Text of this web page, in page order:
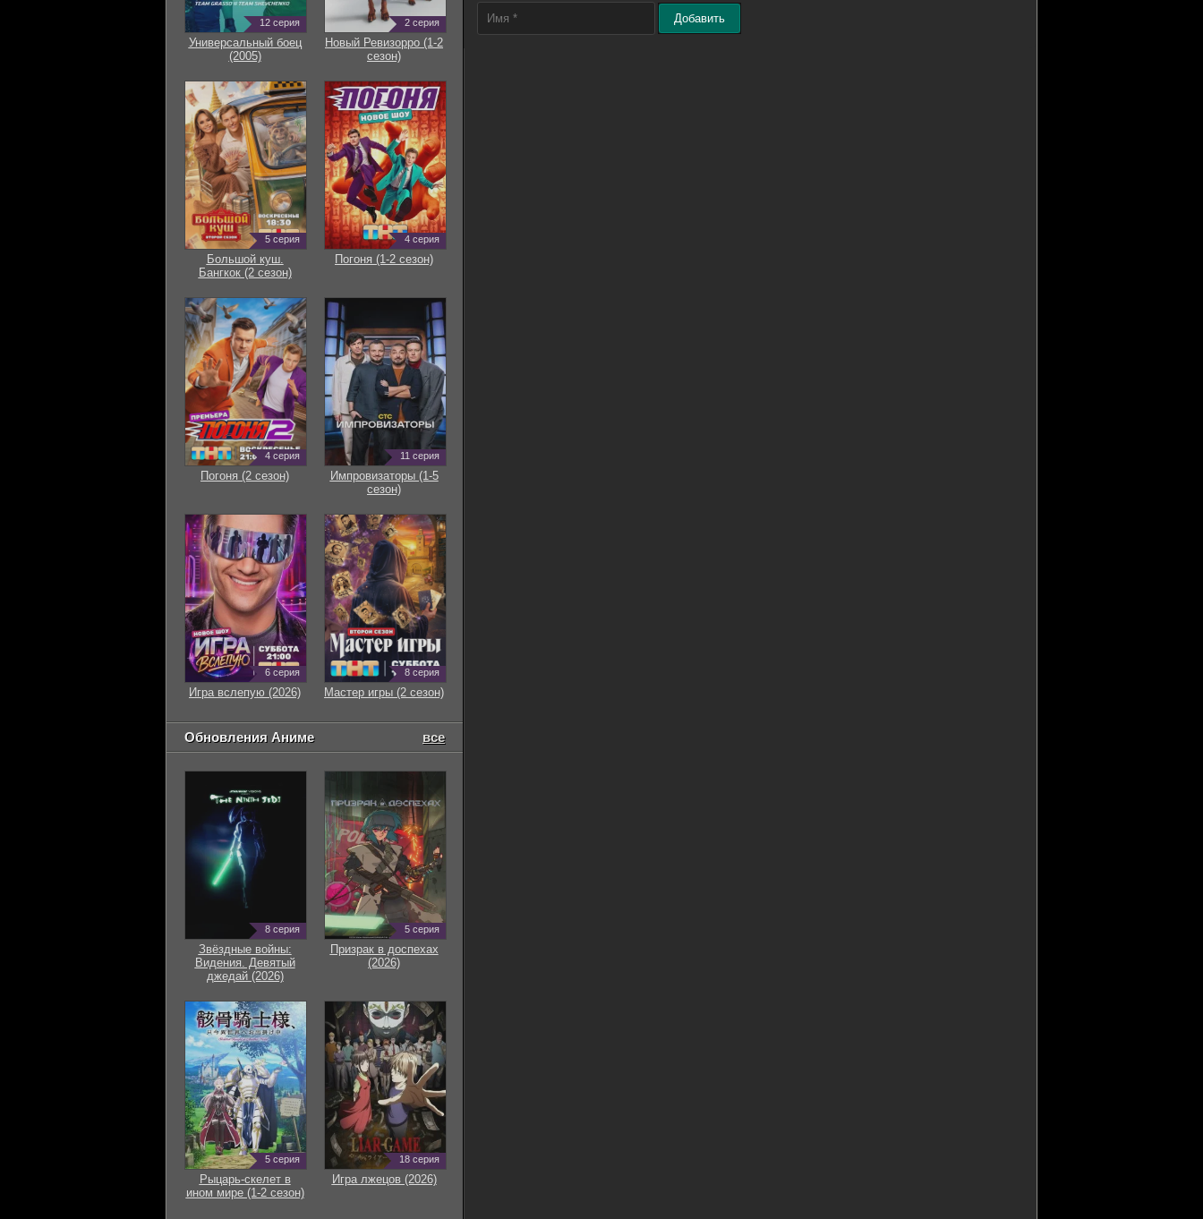
Добавить
12 серия
Универсальный боец
(2005)
2 серия
Новый Ревизорро (1-2
сезон)
5 серия
Большой куш.
Бангкок (2 сезон)
4 серия
Погоня (1-2 сезон)
4 серия
Погоня (2 сезон)
11 серия
Импровизаторы (1-5
сезон)
6 серия
Игра вслепую (2026)
8 серия
Мастер игры (2 сезон)
Обновления Аниме все
8 серия
Звёздные войны:
Видения. Девятый
джедай (2026)
5 серия
Призрак в доспехах
(2026)
5 серия
Рыцарь-скелет в
ином мире (1-2 сезон)
18 серия
Игра лжецов (2026)